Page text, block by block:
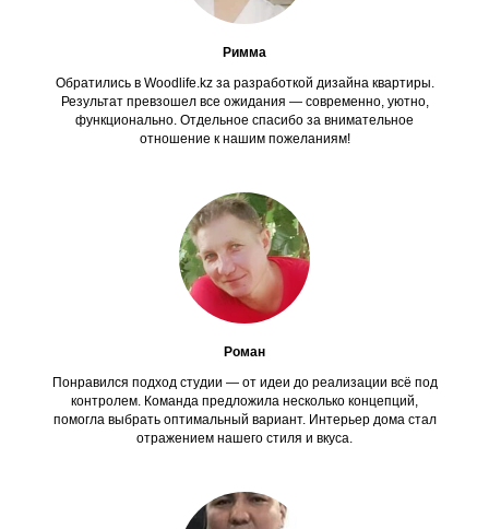
Римма
Обратились в Woodlife.kz за разработкой дизайна квартиры.
Результат превзошел все ожидания — современно, уютно,
функционально. Отдельное спасибо за внимательное
отношение к нашим пожеланиям!
Роман
Понравился подход студии — от идеи до реализации всё под
контролем. Команда предложила несколько концепций,
помогла выбрать оптимальный вариант. Интерьер дома стал
отражением нашего стиля и вкуса.